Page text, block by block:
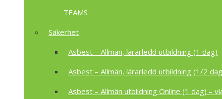
TEAMS
Säkerhet
Asbest – Allmän, lärarledd utbildning (1 dag)
Asbest – Allmän, lärarledd utbildning (1/2
Asbest – Allmän utbildning Online (1 dag) –